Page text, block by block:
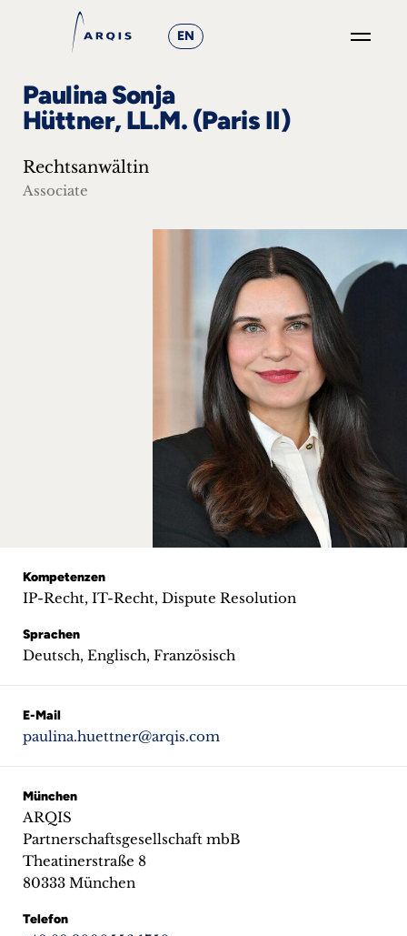
EN
Fokusgruppen
+
+
Team
Philosophie
Kontakt
Paulina Sonja
Hüttner, LL.M. (Paris II)
Rechtsanwältin
Associate
Kompetenzen
IP-Recht, IT-Recht, Dispute Resolution
Sprachen
Deutsch, Englisch, Französisch
E-Mail
paulina.huettner@arqis.com
München
ARQIS
Partnerschaftsgesellschaft mbB
Theatinerstraße 8
80333 München
Telefon